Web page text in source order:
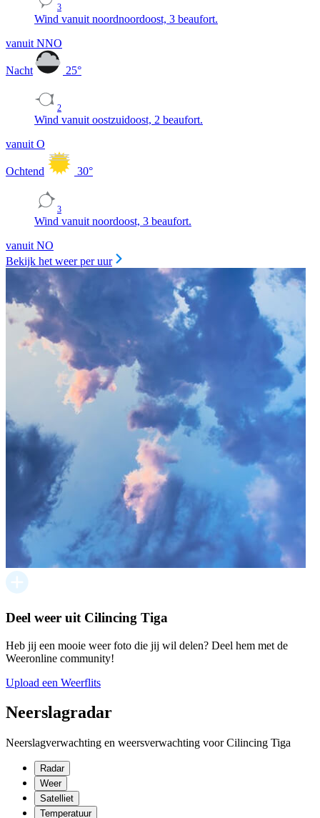
3
Wind vanuit noordnoordoost, 3 beaufort.
vanuit NNO
Nacht 25°
2
Wind vanuit oostzuidoost, 2 beaufort.
vanuit O
Ochtend 30°
3
Wind vanuit noordoost, 3 beaufort.
vanuit NO
Bekijk het weer per uur
Deel weer uit Cilincing Tiga
Heb jij een mooie weer foto die jij wil delen? Deel hem met de
Weeronline community!
Upload een Weerflits
Neerslagradar
Neerslagverwachting en weersverwachting voor Cilincing Tiga
Radar
Weer
Satelliet
Temperatuur